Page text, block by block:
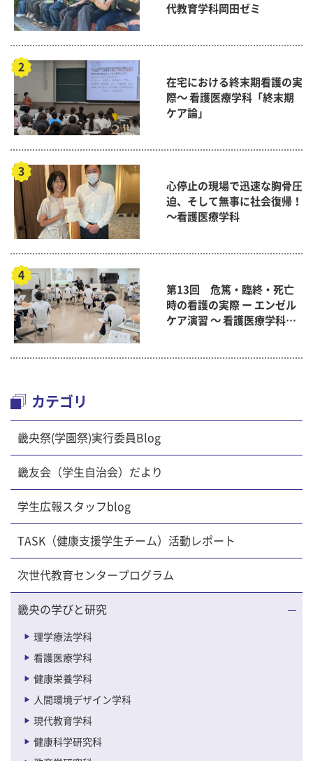
代教育学科岡田ゼミ
在宅における終末期看護の実
際～ 看護医療学科「終末期
ケア論」
心停止の現場で迅速な胸骨圧
迫、そして無事に社会復帰！
～看護医療学科
第13回 危篤・臨終・死亡
時の看護の実際 ー エンゼル
ケア演習 ～ 看護医療学科
カテゴリ
畿央祭(学園祭)実行委員Blog
畿友会（学生自治会）だより
学生広報スタッフblog
TASK（健康支援学生チーム）活動レポート
次世代教育センタープログラム
畿央の学びと研究
理学療法学科
看護医療学科
健康栄養学科
人間環境デザイン学科
現代教育学科
健康科学研究科